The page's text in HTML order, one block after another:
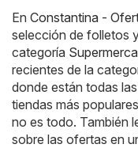
En Constantina -
selección de folletos
categoría
recientes de la
donde están todas
tiendas más
no es todo. También
sobre las ofertas en